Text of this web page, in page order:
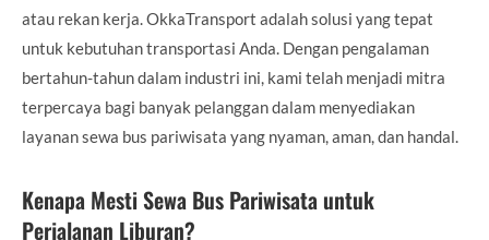
atau rekan kerja. OkkaTransport adalah solusi yang tepat
untuk kebutuhan transportasi Anda. Dengan pengalaman
bertahun-tahun dalam industri ini, kami telah menjadi mitra
terpercaya bagi banyak pelanggan dalam menyediakan
layanan sewa bus pariwisata yang nyaman, aman, dan handal.
Kenapa Mesti Sewa Bus Pariwisata untuk
Perjalanan Liburan?